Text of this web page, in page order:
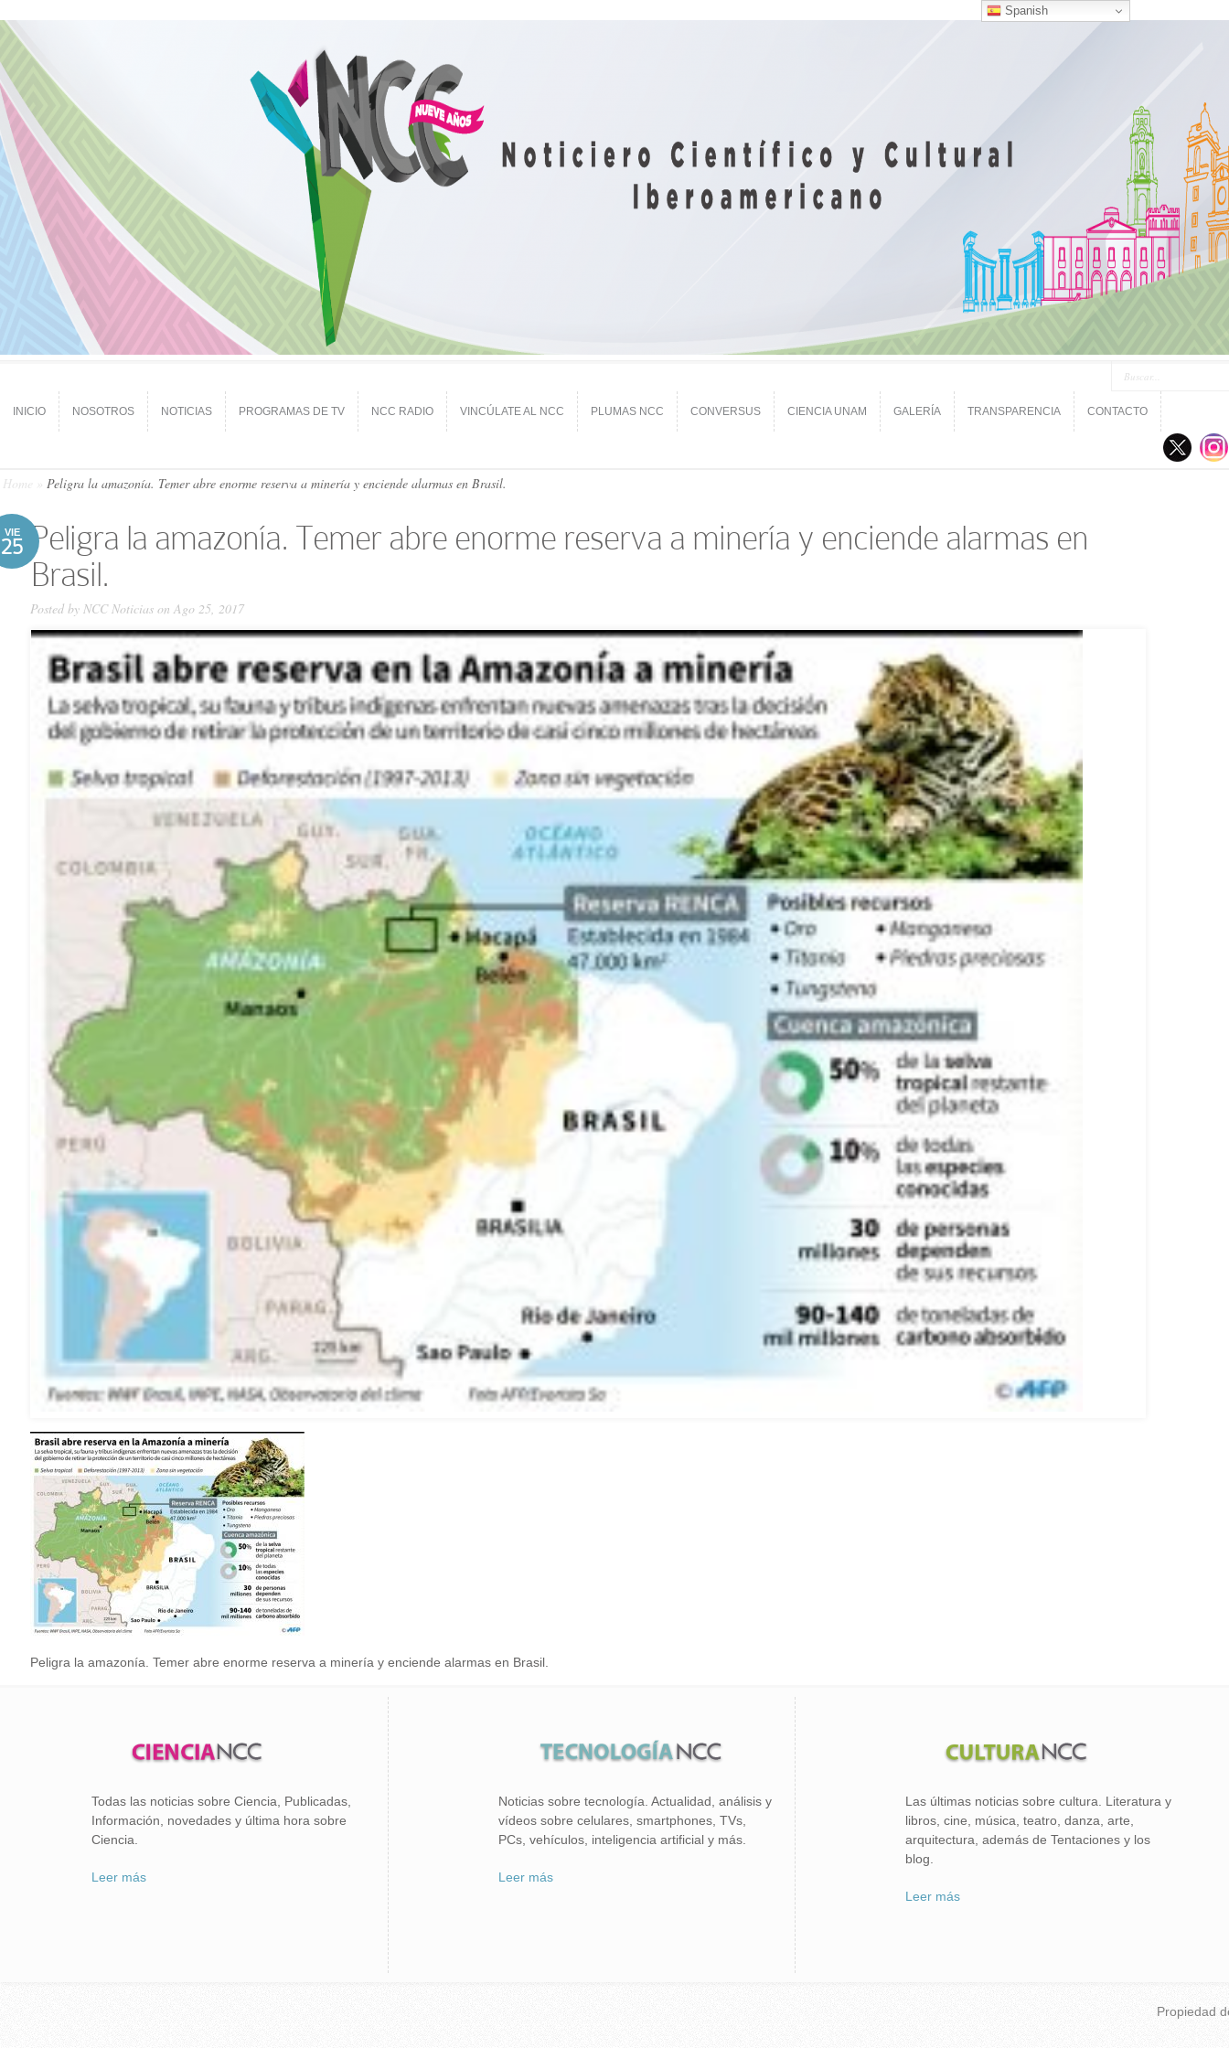
INICIO NOSOTROS NOTICIAS PROGRAMAS DE TV NCC RADIO VINCÚLATE AL NCC PLUMAS NCC CONVERSUS CIENCIA UNAM GALERÍA TRANSPARENCIA CONTACTO
Home Peligra la amazonía. Temer abre enorme reserva a minería y enciende alarmas en Brasil.
VIE
25 Peligra la amazonía. Temer abre enorme reserva a minería y enciende alarmas en
Brasil.
Posted by NCC Noticias on Ago 25, 2017
Peligra la amazonía. Temer abre enorme reserva a minería y enciende alarmas en Brasil.
Todas las noticias sobre Ciencia, Publicadas,
Información, novedades y última hora sobre
Ciencia.
Leer más
Noticias sobre tecnología. Actualidad, análisis y
vídeos sobre celulares, smartphones, TVs,
PCs, vehículos, inteligencia artificial y más.
Leer más
Las últimas noticias sobre cultura. Literatura y
libros, cine, música, teatro, danza, arte,
arquitectura, además de Tentaciones y los
blog.
Leer más
Propiedad
Spanish